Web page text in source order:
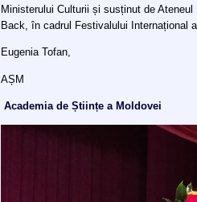
Ministerului Culturii și susținut de
Back, în cadrul Festivalului Internațional
Eugenia Tofan,
AȘM
Academia de Științe a Moldovei